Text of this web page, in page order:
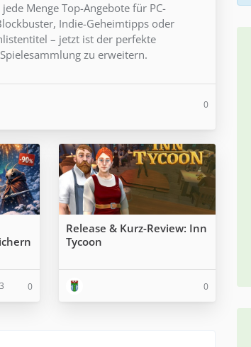
Menge Top-Angebote für PC-
Indie-Geheimtipps oder
– jetzt ist der perfekte
zu erweitern.
0
3 0
Release & Kurz-Review: Inn
Tycoon
0